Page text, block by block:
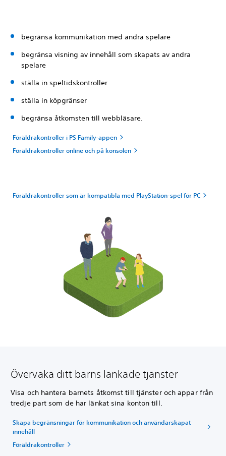
begränsa kommunikation med andra spelare
begränsa visning av innehåll som skapats av andra
spelare
ställa in speltidskontroller
ställa in köpgränser
begränsa åtkomsten till webbläsare.
Föräldrakontroller i PS Family-appen
Föräldrakontroller online och på konsolen
Föräldrakontroller som är kompatibla med PlayStation-spel för PC
Övervaka ditt barns länkade tjänster
Visa och hantera barnets åtkomst till tjänster och appar från
tredje part som de har länkat sina konton till.
Skapa begränsningar för kommunikation och användarskapat
innehåll
Föräldrakontroller